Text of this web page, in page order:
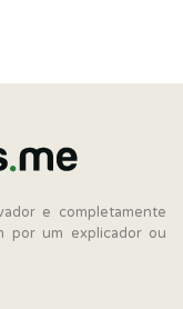
e completamente
por um explicador ou